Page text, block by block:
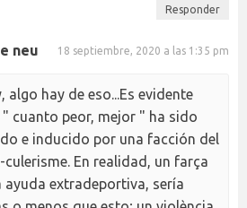
Responder
neu 18 septiembre, 2020 a las 1:35 pm
algo hay de eso...Es evidente
" cuanto peor, mejor " ha sido
e inducido por una facción del
culerisme. En realidad, un farça
ayuda extradeportiva, sería